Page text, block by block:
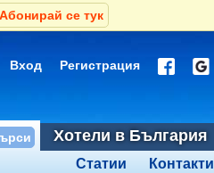
Абонирай се тук
Вход Регистрация
Хотели в България
Контакти
Статии